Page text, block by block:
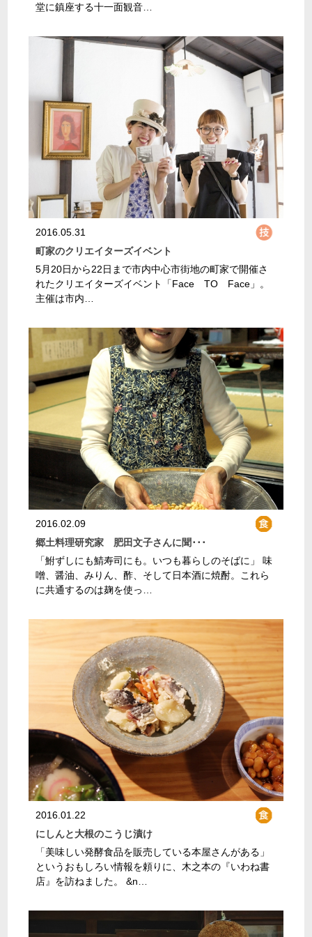
堂に鎮座する十一面観音…
2016.05.31
町家のクリエイターズイベント
5月20日から22日まで市内中心市街地の町家で開催さ
れたクリエイターズイベント「Face TO Face」。
主催は市内…
2016.02.09
郷土料理研究家 肥田文子さんに聞･･･
「鮒ずしにも鯖寿司にも。いつも暮らしのそばに」 味
噌、醤油、みりん、酢、そして日本酒に焼酎。これら
に共通するのは麹を使っ…
2016.01.22
にしんと大根のこうじ漬け
「美味しい発酵食品を販売している本屋さんがある」
というおもしろい情報を頼りに、木之本の『いわね書
店』を訪ねました。 &n…